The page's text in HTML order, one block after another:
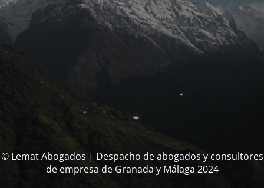
© Lemat Abogados | Despacho de abogados y consultores
de empresa de Granada y Málaga 2024